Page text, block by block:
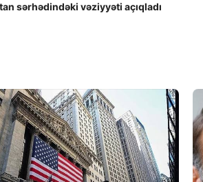
sərhədindəki vəziyyəti açıqladı